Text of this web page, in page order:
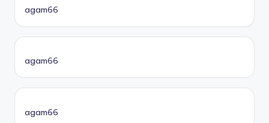
agam66
agam66
agam66